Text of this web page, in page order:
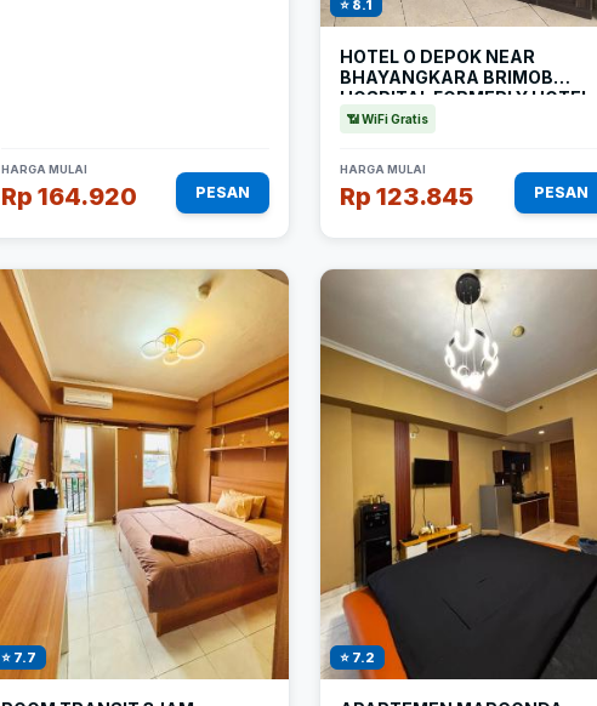
HARGA MULAI
Rp 164.920 PESAN
⭐ 8.1
HOTEL O DEPOK NEAR
BHAYANGKARA BRIMOB
HOSPITAL FORMERLY HOTEL
MUTIARA KELAPA DUA DEPOK
📶 WiFi Gratis
HARGA MULAI
Rp 123.845 PESAN
⭐ 7.7 ⭐ 7.2